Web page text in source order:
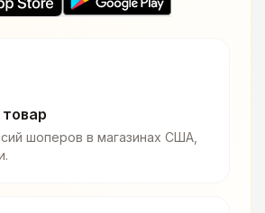
шоперов в магазинах США,